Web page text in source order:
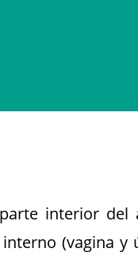
interior del
(vagina y